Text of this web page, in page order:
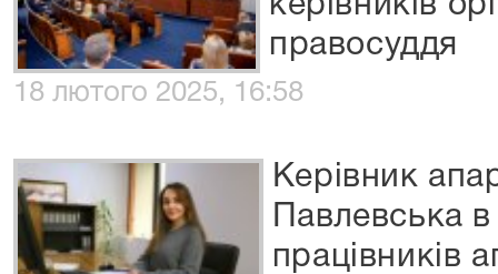
керівників
правосуддя
18 лютого 2025, 16:58
Керівник
Павлевська
працівників